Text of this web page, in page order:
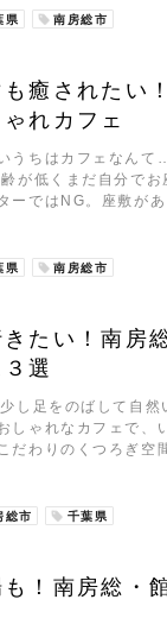
県 南房総市
癒されたい
れカフェ
うちはカフェなん
が低くまだ自分で
ーではNG。座敷が
県 南房総市
たい！南房
選
し足をのばして自
しゃれなカフェで、
だわりのくつろぎ
総市 千葉県
！南房総・